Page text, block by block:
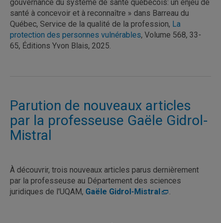
gouvernance du système de santé québécois: un enjeu de
santé à concevoir et à reconnaître » dans Barreau du
Québec, Service de la qualité de la profession, La
protection des personnes vulnérables, Volume 568, 33-
65, Éditions Yvon Blais, 2025.
Parution de nouveaux articles
par la professeuse Gaële Gidrol-
Mistral
À découvrir, trois nouveaux articles parus dernièrement
par la professeuse au Département des sciences
juridiques de l'UQAM, Gaële Gidrol-Mistral .